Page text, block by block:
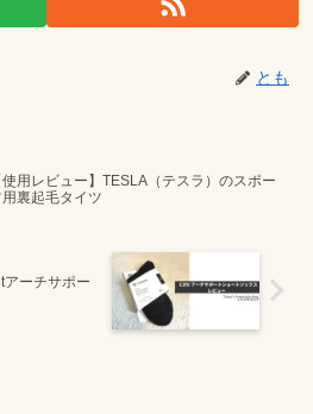
とも
使用レビュー】TESLA（テスラ）のスポー
用裏起毛タイツ
アーチサポー